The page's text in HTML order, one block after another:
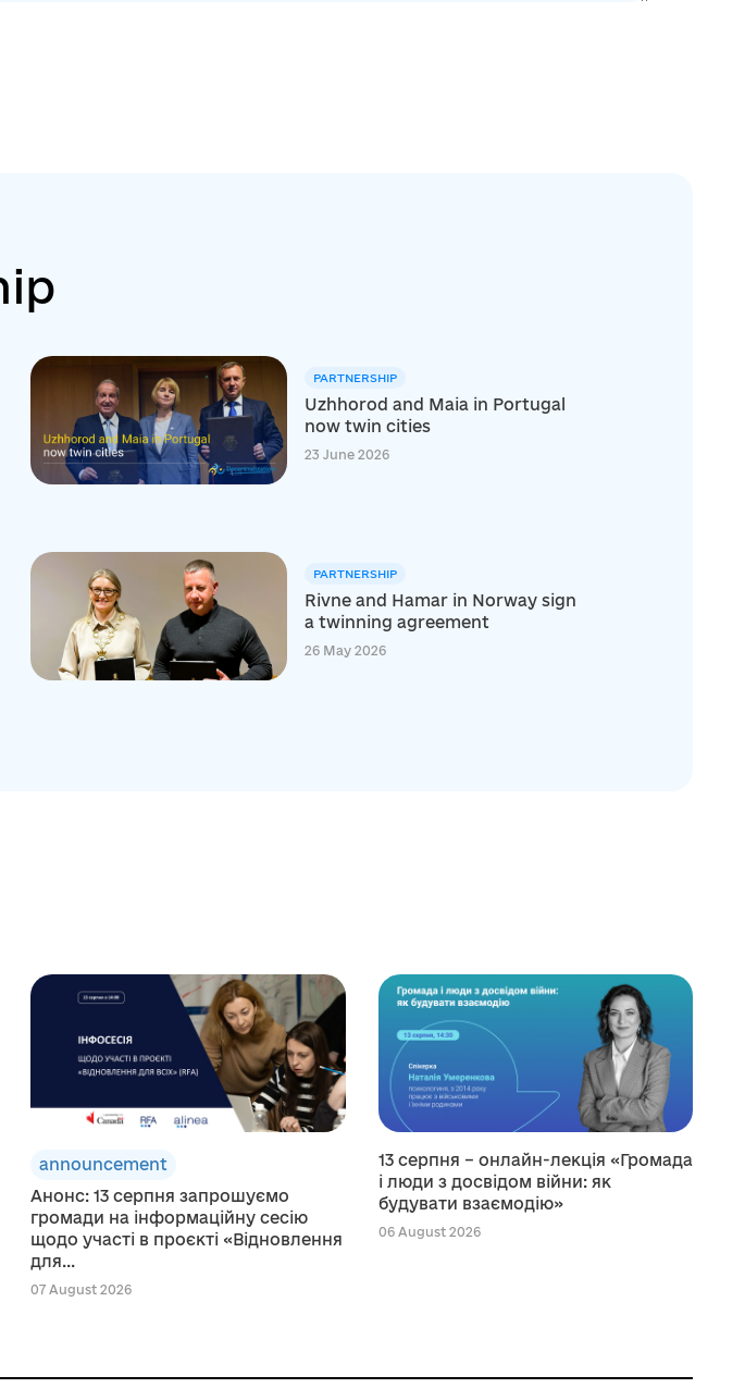
PARTNERSHIP
Uzhhorod and Maia in Portugal
now twin cities
23 June 2026
PARTNERSHIP
Rivne and Hamar in Norway sign
a twinning agreement
26 May 2026
announcement
Анонс: 13 серпня запрошуємо
громади на інформаційну сесію
щодо участі в проєкті «Відновлення
для...
07 August 2026
13 серпня – онлайн-лекція «Громада
і люди з досвідом війни: як
будувати взаємодію»
06 August 2026